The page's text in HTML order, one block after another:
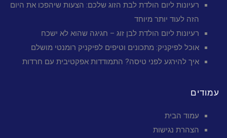
רעיונות ליום הולדת לבת הזוג שלכם: הצעות שיהפכו את היום
הזה לעוד יותר מיוחד
רעיונות ליום הולדת לבן זוג – חגיגה שהוא לא ישכח
אוכל לפיקניק: מתכונים וטיפים לפיקניק רומנטי מושלם
איך להירגע לפני טיסה? התמודדות אפקטיבית עם חרדות
עמודים
עמוד הבית
הצהרת נגישות